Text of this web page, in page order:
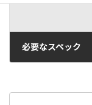
必要なスペック